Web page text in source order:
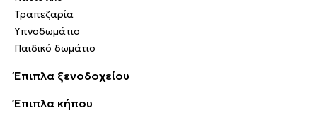
Τραπεζαρία
Υπνοδωμάτιο
Παιδικό δωμάτιο
Έπιπλα ξενοδοχείου
Έπιπλα κήπου